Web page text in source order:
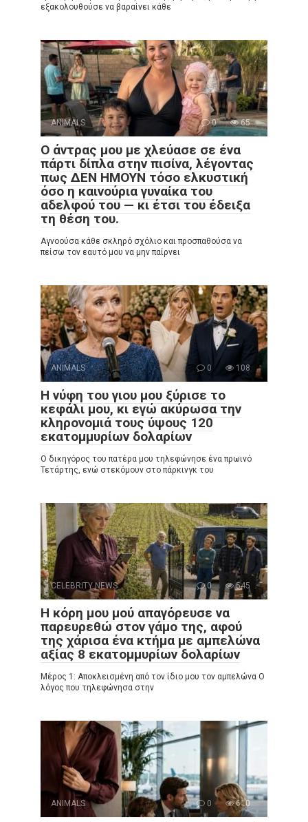
εξακολουθούσε να βαραίνει κάθε
ANIMALS 0 65
Ο άντρας μου με χλεύασε σε ένα
πάρτι δίπλα στην πισίνα, λέγοντας
πως ΔΕΝ ΗΜΟΥΝ τόσο ελκυστική
όσο η καινούρια γυναίκα του
αδελφού του — κι έτσι του έδειξα
τη θέση του.
Αγνοούσα κάθε σκληρό σχόλιο και προσπαθούσα να
πείσω τον εαυτό μου να μην παίρνει
ANIMALS 0 108
Η νύφη του γιου μου ξύρισε το
κεφάλι μου, κι εγώ ακύρωσα την
κληρονομιά τους ύψους 120
εκατομμυρίων δολαρίων
Ο δικηγόρος του πατέρα μου τηλεφώνησε ένα πρωινό
Τετάρτης, ενώ στεκόμουν στο πάρκινγκ του
CELEBRITY NEWS 0 545
Η κόρη μου μού απαγόρευσε να
παρευρεθώ στον γάμο της, αφού
της χάρισα ένα κτήμα με αμπελώνα
αξίας 8 εκατομμυρίων δολαρίων
Μέρος 1: Αποκλεισμένη από τον ίδιο μου τον αμπελώνα Ο
λόγος που τηλεφώνησα στην
ANIMALS 0 610